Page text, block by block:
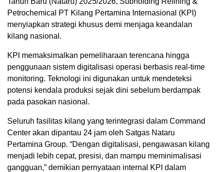
Petrochemical PT Kilang Pertamina Internasional (KPI)
menyiapkan strategi khusus demi menjaga keandalan
kilang nasional.
KPI memaksimalkan pemeliharaan terencana hingga
penggunaan sistem digitalisasi operasi berbasis real-time
monitoring. Teknologi ini digunakan untuk mendeteksi
potensi kendala produksi sejak dini sebelum berdampak
pada pasokan nasional.
Seluruh fasilitas kilang yang terintegrasi dalam Command
Center akan dipantau 24 jam oleh Satgas Nataru
Pertamina Group. “Dengan digitalisasi, pengawasan kilang
menjadi lebih cepat, presisi, dan mampu meminimalisasi
gangguan,” demikian pernyataan internal KPI dalam